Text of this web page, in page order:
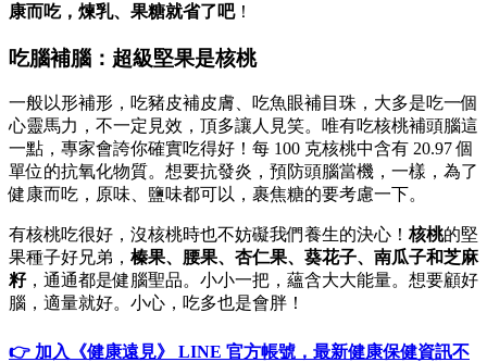
康而吃，煉乳、果糖就省了吧！
吃腦補腦：超級堅果是核桃
一般以形補形，吃豬皮補皮膚、吃魚眼補目珠，大多是吃一個
心靈馬力，不一定見效，頂多讓人見笑。唯有吃核桃補頭腦這
一點，專家會誇你確實吃得好！每 100 克核桃中含有 20.97 個
單位的抗氧化物質。想要抗發炎，預防頭腦當機，一樣，為了
健康而吃，原味、鹽味都可以，裹焦糖的要考慮一下。
有核桃吃很好，沒核桃時也不妨礙我們養生的決心！ 核桃的堅
果種子好兄弟， 榛果、腰果、杏仁果、葵花子、南瓜子和芝麻
籽，通通都是健腦聖品。小小一把，蘊含大大能量。想要顧好
腦，適量就好。小心，吃多也是會胖！
👉 加入《健康遠見》 LINE 官方帳號，最新健康保健資訊不